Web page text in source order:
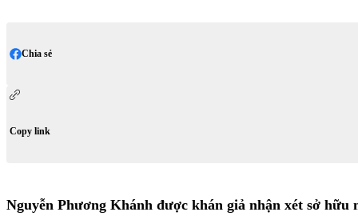
Chia sẻ
Copy link
Nguyễn Phương Khánh được khán giả nhận xét sở hữu